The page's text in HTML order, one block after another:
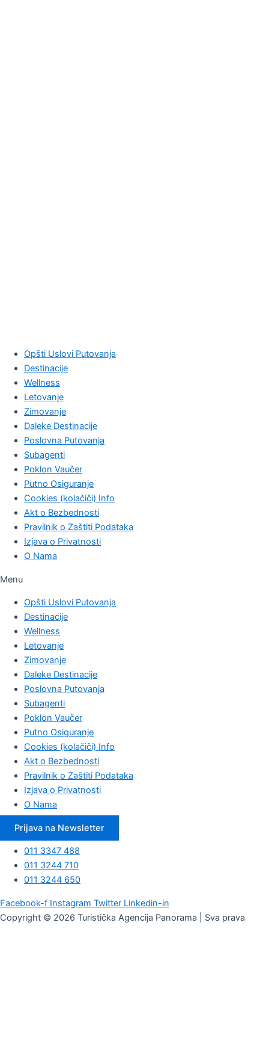
Opšti Uslovi Putovanja
Destinacije
Wellness
Letovanje
Zimovanje
Daleke Destinacije
Poslovna Putovanja
Subagenti
Poklon Vaučer
Putno Osiguranje
Cookies (kolačiči) Info
Akt o Bezbednosti
Pravilnik o Zaštiti Podataka
Izjava o Privatnosti
O Nama
Menu
Opšti Uslovi Putovanja
Destinacije
Wellness
Letovanje
Zimovanje
Daleke Destinacije
Poslovna Putovanja
Subagenti
Poklon Vaučer
Putno Osiguranje
Cookies (kolačiči) Info
Akt o Bezbednosti
Pravilnik o Zaštiti Podataka
Izjava o Privatnosti
O Nama
Prijava na Newsletter
011 3347 488
011 3244 710
011 3244 650
Facebook-f Instagram Twitter Linkedin-in
Copyright © 2026 Turistička Agencija Panorama | Sva prava